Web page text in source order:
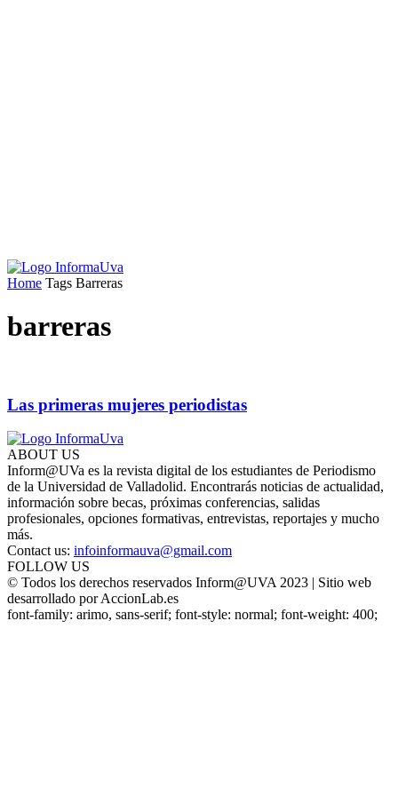
Home Tags Barreras
barreras
Las primeras mujeres periodistas
ABOUT US
Inform@UVa es la revista digital de los estudiantes de Periodismo
de la Universidad de Valladolid. Encontrarás noticias de actualidad,
información sobre becas, próximas conferencias, salidas
profesionales, opciones formativas, entrevistas, reportajes y mucho
más.
Contact us: infoinformauva@gmail.com
FOLLOW US
© Todos los derechos reservados Inform@UVA 2023 | Sitio web
desarrollado por AccionLab.es
font-family: arimo, sans-serif; font-style: normal; font-weight: 400;